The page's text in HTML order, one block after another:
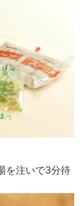
を注いで3分待